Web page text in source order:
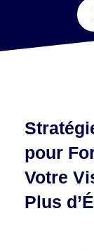
pour
Votre
Plus